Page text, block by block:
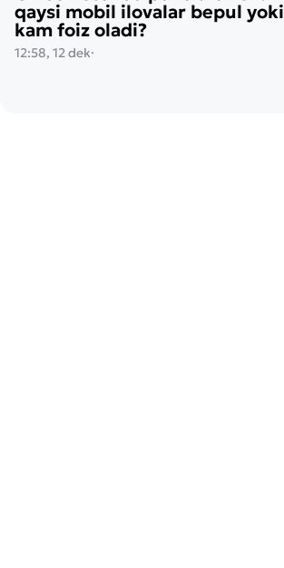
qaysi mobil ilovalar bepul yoki
kam foiz oladi?
12:58, 12 dek·